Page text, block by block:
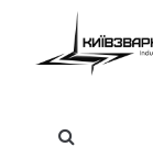
Головна